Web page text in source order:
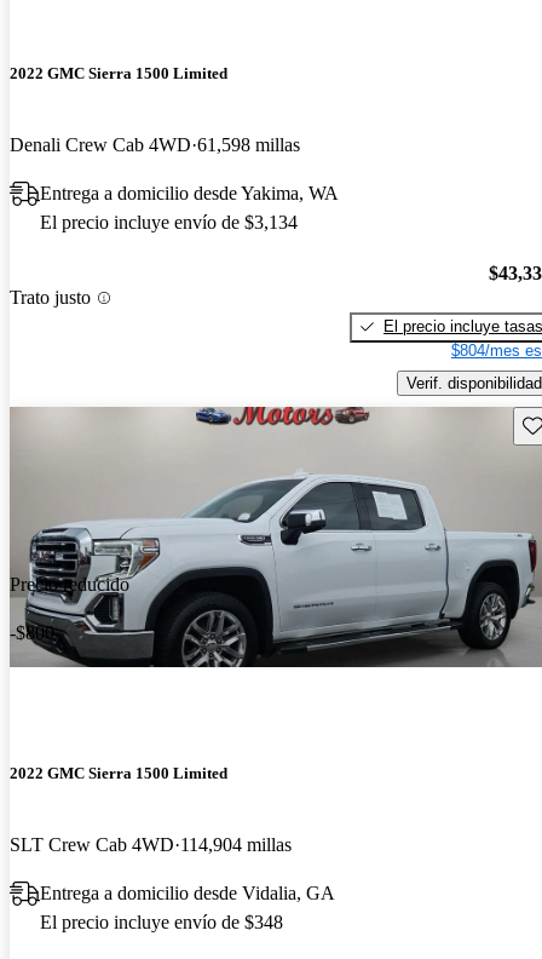
2022 GMC Sierra 1500 Limited
Denali Crew Cab 4WD 61,598 millas
Entrega a domicilio desde Yakima, WA
El precio incluye envío de $3,134
Trato justo
El precio incluye tasas
$804/mes
Verif. disponibilidad
Precio reducido
-$800
2022 GMC Sierra 1500 Limited
SLT Crew Cab 4WD 114,904 millas
Entrega a domicilio desde Vidalia, GA
El precio incluye envío de $348